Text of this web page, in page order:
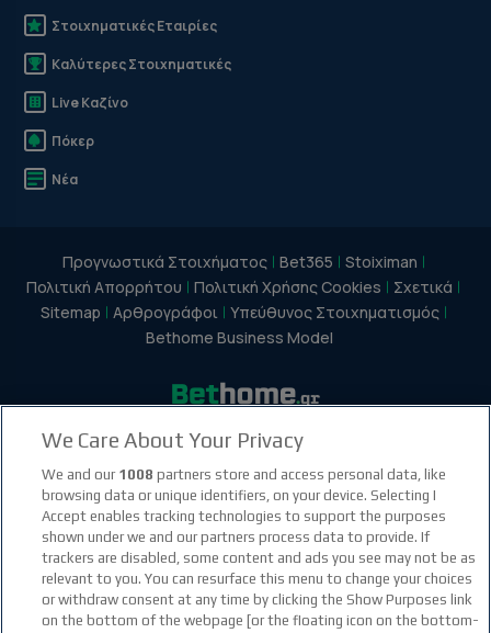
Στοιχηματικές Εταιρίες
Καλύτερες Στοιχηματικές
Live Καζίνο
Πόκερ
Νέα
Προγνωστικά Στοιχήματος Bet365
Stoiximan
Πολιτική Απορρήτου
Πολιτική Χρήσης Cookies
Σχετικά
Sitemap
Αρθρογράφοι
Υπεύθυνος Στοιχηματισμός
Bethome Business Model
instagram social link
youtube social link
tiktok social link
twitter social link
We Care About Your Privacy
We and our 1008 partners store and access personal data, like
browsing data or unique identifiers, on your device. Selecting I
Accept enables tracking technologies to support the purposes
shown under we and our partners process data to provide. If
trackers are disabled, some content and ads you see may not be as
relevant to you. You can resurface this menu to change your choices
or withdraw consent at any time by clicking the Show Purposes link
on the bottom of the webpage [or the floating icon on the bottom-